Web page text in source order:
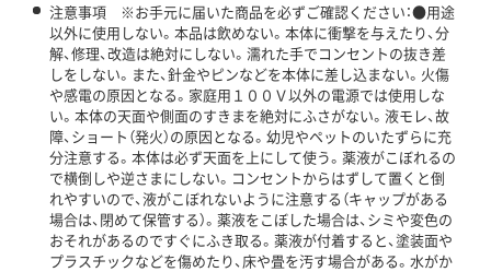
注意事項 ※お手元に届いた商品を必ずご確認ください：●用途
以外に使用しない。本品は飲めない。本体に衝撃を与えたり、分
解、修理、改造は絶対にしない。濡れた手でコンセントの抜き差
しをしない。また、針金やピンなどを本体に差し込まない。火傷
や感電の原因となる。家庭用１００Ｖ以外の電源では使用しな
い。本体の天面や側面のすきまを絶対にふさがない。液モレ、故
障、ショート（発火）の原因となる。幼児やペットのいたずらに充
分注意する。本体は必ず天面を上にして使う。薬液がこぼれるの
で横倒しや逆さまにしない。コンセントからはずして置くと倒
れやすいので、液がこぼれないように注意する（キャップがある
場合は、閉めて保管する）。薬液をこぼした場合は、シミや変色の
おそれがあるのですぐにふき取る。薬液が付着すると、塗装面や
プラスチックなどを傷めたり、床や畳を汚す場合がある。水がか